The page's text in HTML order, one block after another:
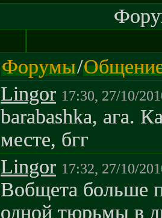
Форумы/
Lingor 17:30, 27/10/
barabashka, ага.
месте, бгг
Lingor 17:32, 27/10/
Вобщета больше
одной тюрьмы в